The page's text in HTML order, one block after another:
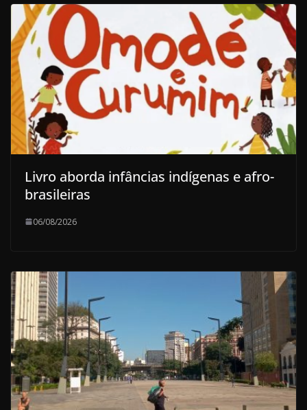
Livro aborda infâncias indígenas e afro-
brasileiras
06/08/2026